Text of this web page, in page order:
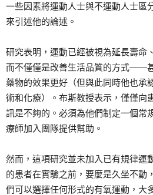
一些因素將運動人士與不運動人士區
來引述他的論述。
研究表明，運動已經被視為延長壽命
而不僅僅是改善生活品質的方式——
藥物的效果更好（但與此同時他也承
術和化療）。布斯教授表示，僅僅向
訊是不夠的。必須為他們制定一個常
療師加入團隊提供幫助。
然而，這項研究並未加入已有規律運
的患者在實驗之前，要麼是久坐不動
們可以選擇任何形式的有氧運動，大